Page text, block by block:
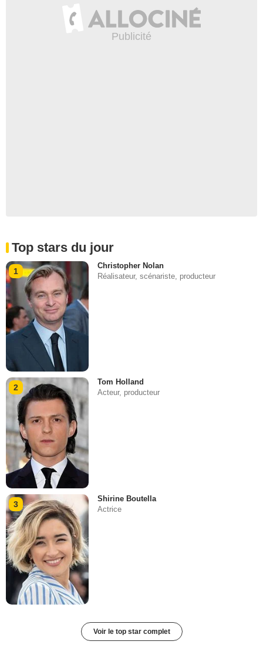
Top stars du jour
1
Christopher Nolan
Réalisateur, scénariste, producteur
2
Tom Holland
Acteur, producteur
3
Shirine Boutella
Actrice
Voir le top star complet